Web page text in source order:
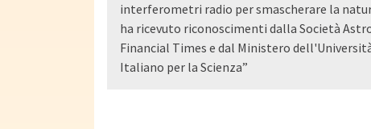
interferometri radio per smascherare la
ha ricevuto riconoscimenti dalla Società
Financial Times e dal Ministero
Italiano per la Scienza”